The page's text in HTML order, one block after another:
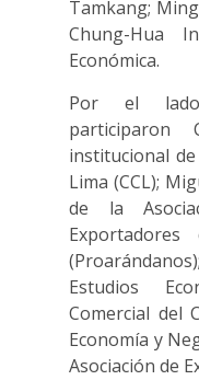
Tamkang;
Chung-Hua
Económica.
Por el lado
participaron
institucional
Lima (CCL);
de la
Estudios
Comercial del
Economía y
Asociación de